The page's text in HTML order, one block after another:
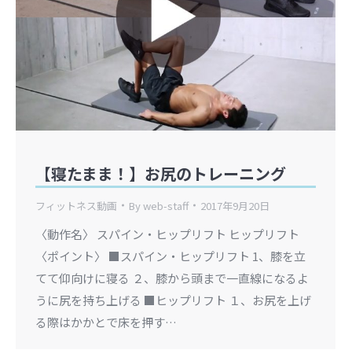
【寝たまま！】お尻のトレーニング
フィットネス動画 Byweb-staff 2017年9月20日
〈動作名〉 スパイン・ヒップリフト ヒップリフト
〈ポイント〉 ■スパイン・ヒップリフト 1、膝を立
てて仰向けに寝る ２、膝から頭まで一直線になるよ
うに尻を持ち上げる ■ヒップリフト １、お尻を上げ
る際はかかとで床を押す…